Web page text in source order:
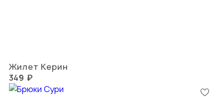
Жилет Керин
349 ₽